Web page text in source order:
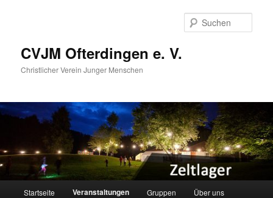
CVJM Ofterdingen e. V.
Christlicher Verein Junger Menschen
Startseite Veranstaltungen Gruppen Über uns